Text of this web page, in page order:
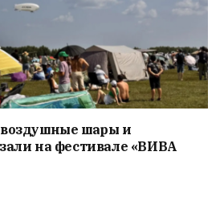
шары и
на фестивале «ВИВА